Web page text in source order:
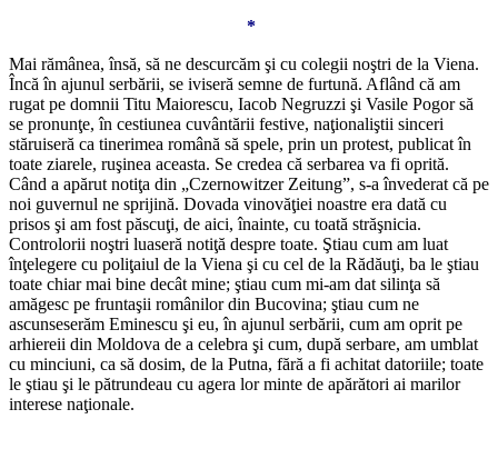
*
Mai rămânea, însă, să ne descurcăm şi cu colegii noştri de la Viena.
Încă în ajunul serbării, se iviseră semne de furtună. Aflând că am
rugat pe domnii Titu Maiorescu, Iacob Negruzzi şi Vasile Pogor să
se pronunţe, în cestiunea cuvântării festive, naţionaliştii sinceri
stăruiseră ca tinerimea română să spele, prin un protest, publicat în
toate ziarele, ruşinea aceasta. Se credea că serbarea va fi oprită.
Când a apărut notiţa din „Czernowitzer Zeitung”, s-a învederat că pe
noi guvernul ne sprijină. Dovada vinovăţiei noastre era dată cu
prisos şi am fost păscuţi, de aici, înainte, cu toată străşnicia.
Controlorii noştri luaseră notiţă despre toate. Ştiau cum am luat
înţelegere cu poliţaiul de la Viena şi cu cel de la Rădăuţi, ba le ştiau
toate chiar mai bine decât mine; ştiau cum mi-am dat silinţa să
amăgesc pe fruntaşii românilor din Bucovina; ştiau cum ne
ascunseserăm Eminescu şi eu, în ajunul serbării, cum am oprit pe
arhiereii din Moldova de a celebra şi cum, după serbare, am umblat
cu minciuni, ca să dosim, de la Putna, fără a fi achitat datoriile; toate
le ştiau şi le pătrundeau cu agera lor minte de apărători ai marilor
interese naţionale.